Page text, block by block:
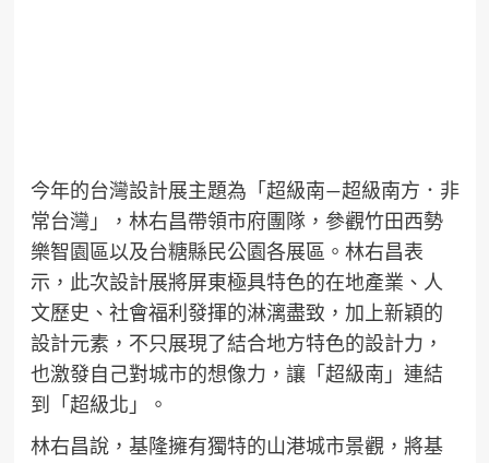
今年的台灣設計展主題為「超級南—超級南方．非
常台灣」，林右昌帶領市府團隊，參觀竹田西勢
樂智園區以及台糖縣民公園各展區。林右昌表
示，此次設計展將屏東極具特色的在地產業、人
文歷史、社會福利發揮的淋漓盡致，加上新穎的
設計元素，不只展現了結合地方特色的設計力，
也激發自己對城市的想像力，讓「超級南」連結
到「超級北」。
林右昌說，基隆擁有獨特的山港城市景觀，將基